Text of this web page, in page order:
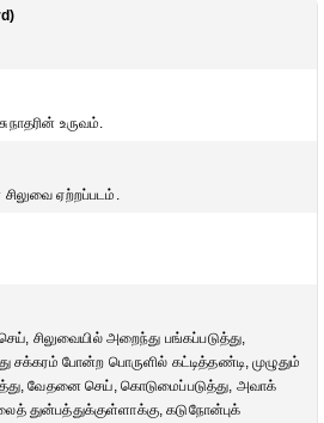
உருவம்.
சிலுவை ஏற்றப்படம்.
சிலுவையில் அறைந்து பங்கப்படுத்து,
சக்கரம் போன்ற பொருளில் கட்டித்தண்டி, முழுதும்
வேதனை செய், கொடுமைப்படுத்து, அவாக்
துன்பத்துக்குள்ளாக்கு, கடுநோன்புக்